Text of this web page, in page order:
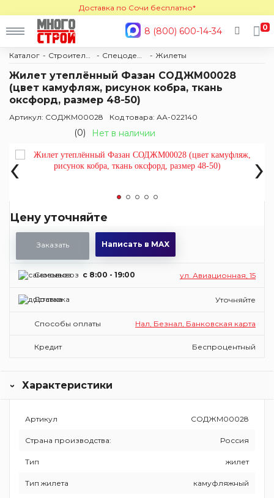
Доставка по Сочи бесплатно*
8 (800) 600-14-34 0
Каталог Жилеты
Жилет утеплённый Фазан СОДЖМ00028
(цвет камуфляж, рисунок кобра, ткань
оксфорд, размер 48-50)
Артикул: СОДЖМ00028 Код товара: АА-022140
(0) Нет в наличии
‹ ›
Цену уточняйте
Заказать Написать в MAX
Самовывоз c 8:00 - 19:00 ул. Авиационная, 15
Доставка Уточняйте
Способы оплаты Нал, Безнал, Банковская карта
Кредит Беспроцентный
Характеристики
Артикул СОДЖМ00028
Страна производства: Россия
Тип жилет
Тип жилета камуфляжный